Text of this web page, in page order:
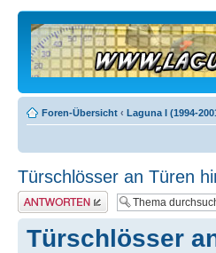
Foren-Übersicht ‹ Laguna I (1994-
Türschlösser an Türen
Antwort erstellen
Türschlösser